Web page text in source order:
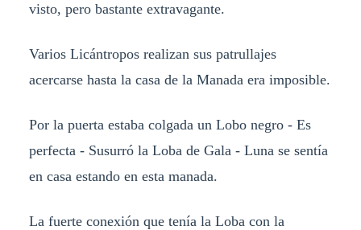
visto, pero bastante extravagante.
Varios Licántropos realizan sus patrullajes
acercarse hasta la casa de la Manada era imposible.
Por la puerta estaba colgada un Lobo negro - Es
perfecta - Susurró la Loba de Gala - Luna se sentía
en casa estando en esta manada.
La fuerte conexión que tenía la Loba con la